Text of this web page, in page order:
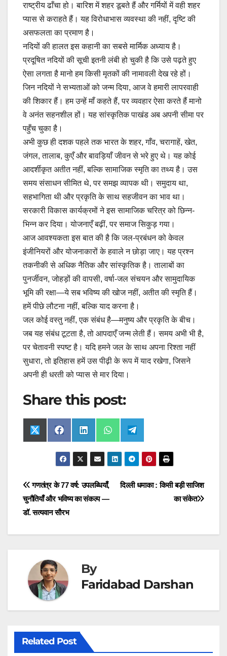
राष्ट्रीय ढाँचा हो। बारिश में शहर डूबते हैं और गर्मियों में वही शहर
प्यास से कराहते हैं। यह विरोधाभास व्यवस्था की नहीं, दृष्टि की
असफलता का प्रमाण है।
नदियों की हालत इस कहानी का सबसे मार्मिक अध्याय है।
प्रदूषित नदियों की सूची इतनी लंबी हो चुकी है कि उसे पढ़ते हुए
ऐसा लगता है मानो हम किसी मृतकों की नामावली देख रहे हों।
जिन नदियों ने सभ्यताओं को जन्म दिया, आज वे हमारी लापरवाही
की शिकार हैं। हम उन्हें माँ कहते हैं, पर व्यवहार ऐसा करते हैं मानो
वे अनंत सहनशील हों। यह सांस्कृतिक पाखंड अब अपनी सीमा पर
पहुँच चुका है।
अभी कुछ ही दशक पहले तक भारत के शहर, गाँव, चरागाहें, खेत,
जंगल, तालाब, कुएँ और बावड़ियाँ जीवन से भरे हुए थे। यह कोई
आदर्शीकृत अतीत नहीं, बल्कि सामाजिक स्मृति का तथ्य है। उस
समय संसाधन सीमित थे, पर समझ व्यापक थी। समुदाय था,
सहभागिता थी और प्रकृति के साथ सहजीवन का भाव था।
सरकारी विकास कार्यक्रमों ने इस सामाजिक चरित्र को छिन्न-
भिन्न कर दिया। योजनाएँ बढ़ीं, पर समाज सिकुड़ गया।
आज आवश्यकता इस बात की है कि जल-प्रबंधन को केवल
इंजीनियरों और योजनाकारों के हवाले न छोड़ा जाए। यह प्रश्न
तकनीकी से अधिक नैतिक और सांस्कृतिक है। तालाबों का
पुनर्जीवन, जोहड़ों की वापसी, वर्षा-जल संचयन और सामुदायिक
भूमि की रक्षा—ये सब भविष्य की खोज नहीं, अतीत की स्मृति हैं।
हमें पीछे लौटना नहीं, बल्कि याद करना है।
जल कोई वस्तु नहीं, एक संबंध है—मनुष्य और प्रकृति के बीच।
जब यह संबंध टूटता है, तो आपदाएँ जन्म लेती हैं। समय अभी भी है,
पर चेतावनी स्पष्ट है। यदि हमने जल के साथ अपना रिश्ता नहीं
सुधारा, तो इतिहास हमें उस पीढ़ी के रूप में याद रखेगा, जिसने
अपनी ही धरती को प्यास से मार दिया।
Share this post:
Share
on
X
(
t
e
r
Share
on
F
a
e
b
o
k
Share
on
L
i
n
e
I
n
Share
on
W
h
t
s
Share
on
T
e
l
g
a
m
Post
navigation
दिल्ली धमाका : किसी बड़ी साजिश
का संकेत
गणतंत्र के 77 वर्ष: उपलब्धियाँ,
चुनौतियाँ और भविष्य का संकल्प —
डॉ. सत्यवान सौरभ
By
Faridabad Darshan
Related Post